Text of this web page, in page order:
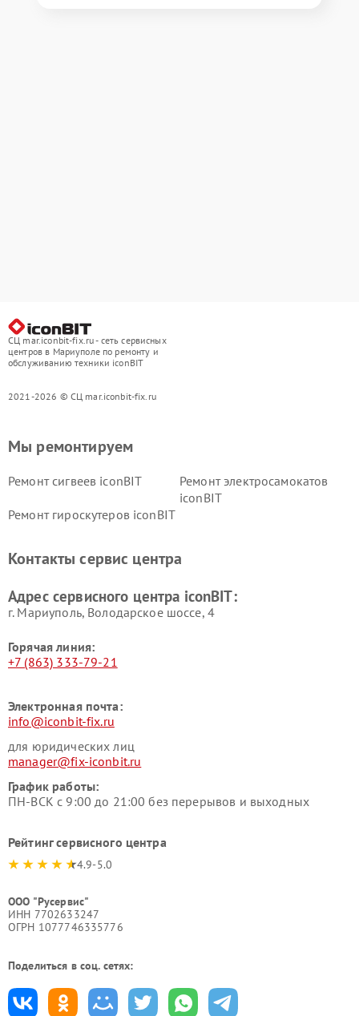
СЦ mar.iconbit-fix.ru - сеть сервисных
центров в Мариуполе по ремонту и
обслуживанию техники iconBIT
2021-2026 © СЦ mar.iconbit-fix.ru
Мы ремонтируем
Ремонт сигвеев iconBIT
Ремонт электросамокатов
iconBIT
Ремонт гироскутеров iconBIT
Контакты сервис центра
Адрес сервисного центра iconBIT:
г. Мариуполь, Володарское шоссе, 4
Горячая линия:
+7 (863) 333-79-21
Электронная почта:
info@iconbit-fix.ru
для юридических лиц
manager@fix-iconbit.ru
График работы:
ПН-ВСК с 9:00 до 21:00 без перерывов и выходных
Рейтинг сервисного центра
4.9-5.0
ООО "Русервис"
ИНН 7702633247
ОГРН 1077746335776
Поделиться в соц. сетях: